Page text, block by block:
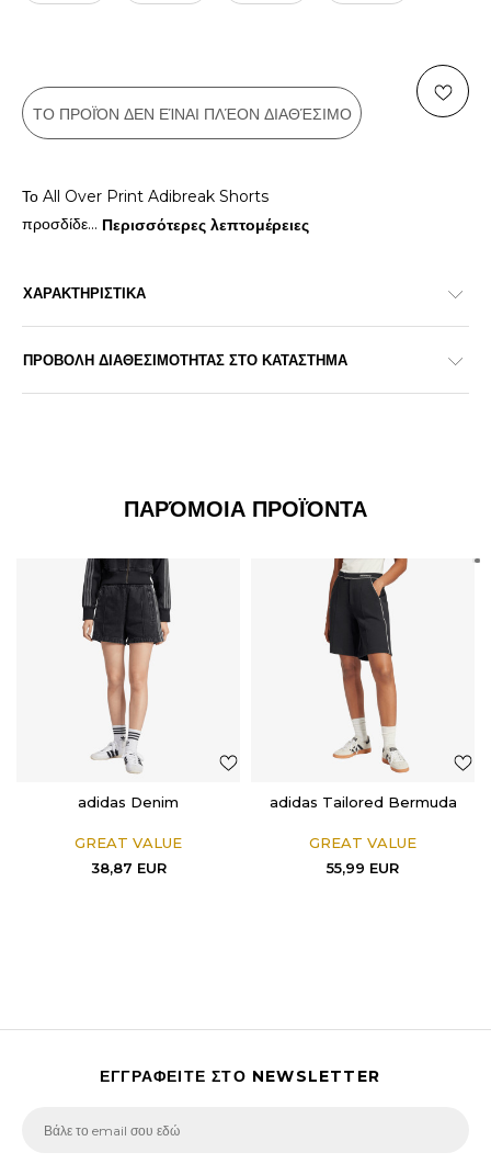
ΤΟ ΠΡΟΪΌΝ ΔΕΝ ΕΊΝΑΙ ΠΛΈΟΝ ΔΙΑΘΈΣΙΜΟ
Το All Over Print Adibreak Shorts
προσδίδε... Περισσότερες λεπτομέρειες
ΧΑΡΑΚΤΗΡΙΣΤΙΚΑ
ΠΡΟΒΟΛΗ ΔΙΑΘΕΣΙΜΟΤΗΤΑΣ ΣΤΟ ΚΑΤΑΣΤΗΜΑ
ΠΑΡΌΜΟΙΑ ΠΡΟΪΌΝΤΑ
adidas Denim
GREAT VALUE
38,87 EUR
adidas Tailored Bermuda
GREAT VALUE
55,99 EUR
ΕΓΓΡΑΦΕΙΤΕ ΣΤΟ NEWSLETTER